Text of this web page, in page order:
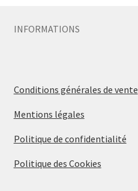
INFORMATIONS
Conditions générales de vente
Mentions légales
Politique de confidentialité
Politique des Cookies